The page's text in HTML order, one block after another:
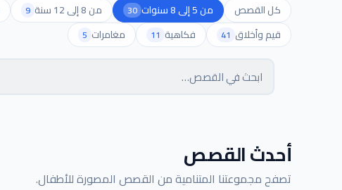
كل القصص من 5 إلى 8 سنوات 30 من 8 إلى 12 سنة 9
قيم وأخلاق 41 فكاهية 11 مغامرات 5
البحث في القصص
أحدث القصص
تصفح مجموعتنا المتنامية من القصص المصورة للأطفال.